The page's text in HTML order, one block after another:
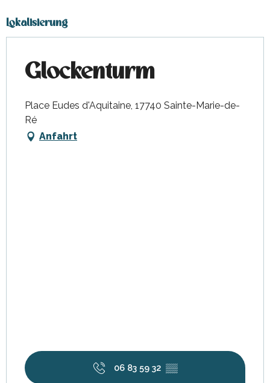
Lokalisierung
Glockenturm
Place Eudes d'Aquitaine, 17740 Sainte-Marie-de-
Ré
Anfahrt
06 83 59 32 ▒▒